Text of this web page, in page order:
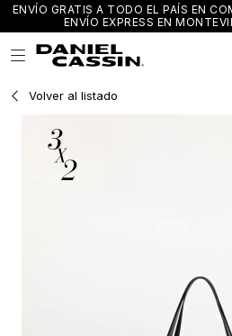
ENVÍO GRATIS A TODO EL PAÍS EN
ENVÍO EXPRESS EN

Volver al listado